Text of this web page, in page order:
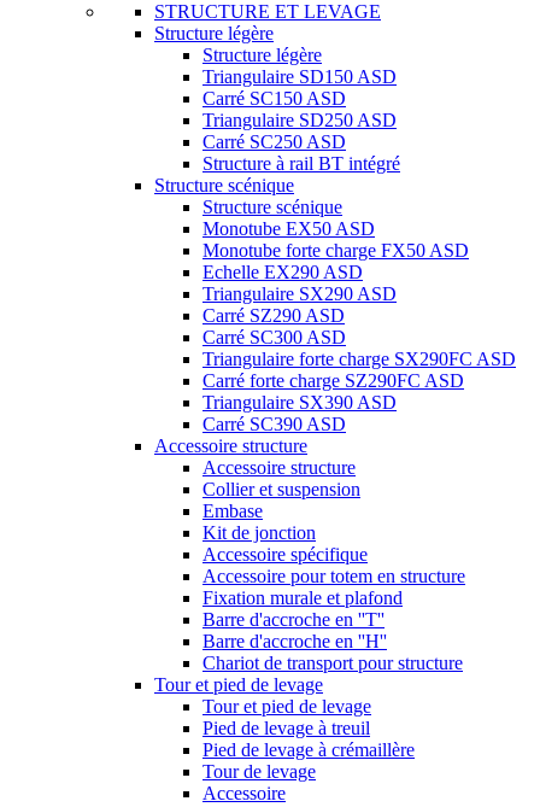
STRUCTURE ET LEVAGE
Structure légère
Structure légère
Triangulaire SD150 ASD
Carré SC150 ASD
Triangulaire SD250 ASD
Carré SC250 ASD
Structure à rail BT intégré
Structure scénique
Structure scénique
Monotube EX50 ASD
Monotube forte charge FX50 ASD
Echelle EX290 ASD
Triangulaire SX290 ASD
Carré SZ290 ASD
Carré SC300 ASD
Triangulaire forte charge SX290FC ASD
Carré forte charge SZ290FC ASD
Triangulaire SX390 ASD
Carré SC390 ASD
Accessoire structure
Accessoire structure
Collier et suspension
Embase
Kit de jonction
Accessoire spécifique
Accessoire pour totem en structure
Fixation murale et plafond
Barre d'accroche en ''T''
Barre d'accroche en ''H''
Chariot de transport pour structure
Tour et pied de levage
Tour et pied de levage
Pied de levage à treuil
Pied de levage à crémaillère
Tour de levage
Accessoire